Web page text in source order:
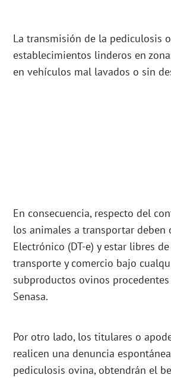
La transmisión de la pediculosis
establecimientos linderos en
en vehículos mal lavados o sin
En consecuencia, respecto del
los animales a transportar
Electrónico (DT-e) y estar libres
transporte y comercio bajo
subproductos ovinos
Senasa.
Por otro lado, los titulares o
realicen una denuncia
pediculosis ovina, obtendrán el